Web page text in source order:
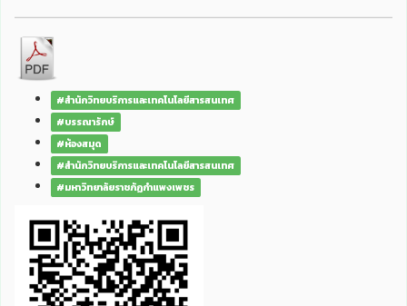
#สำนักวิทยบริการและเทคโนโลยีสารสนเทศ
#บรรณารักษ์
#ห้องสมุด
#สำนักวิทยบริการและเทคโนโลยีสารสนเทศ
#มหาวิทยาลัยราชภัฏกำแพงเพชร